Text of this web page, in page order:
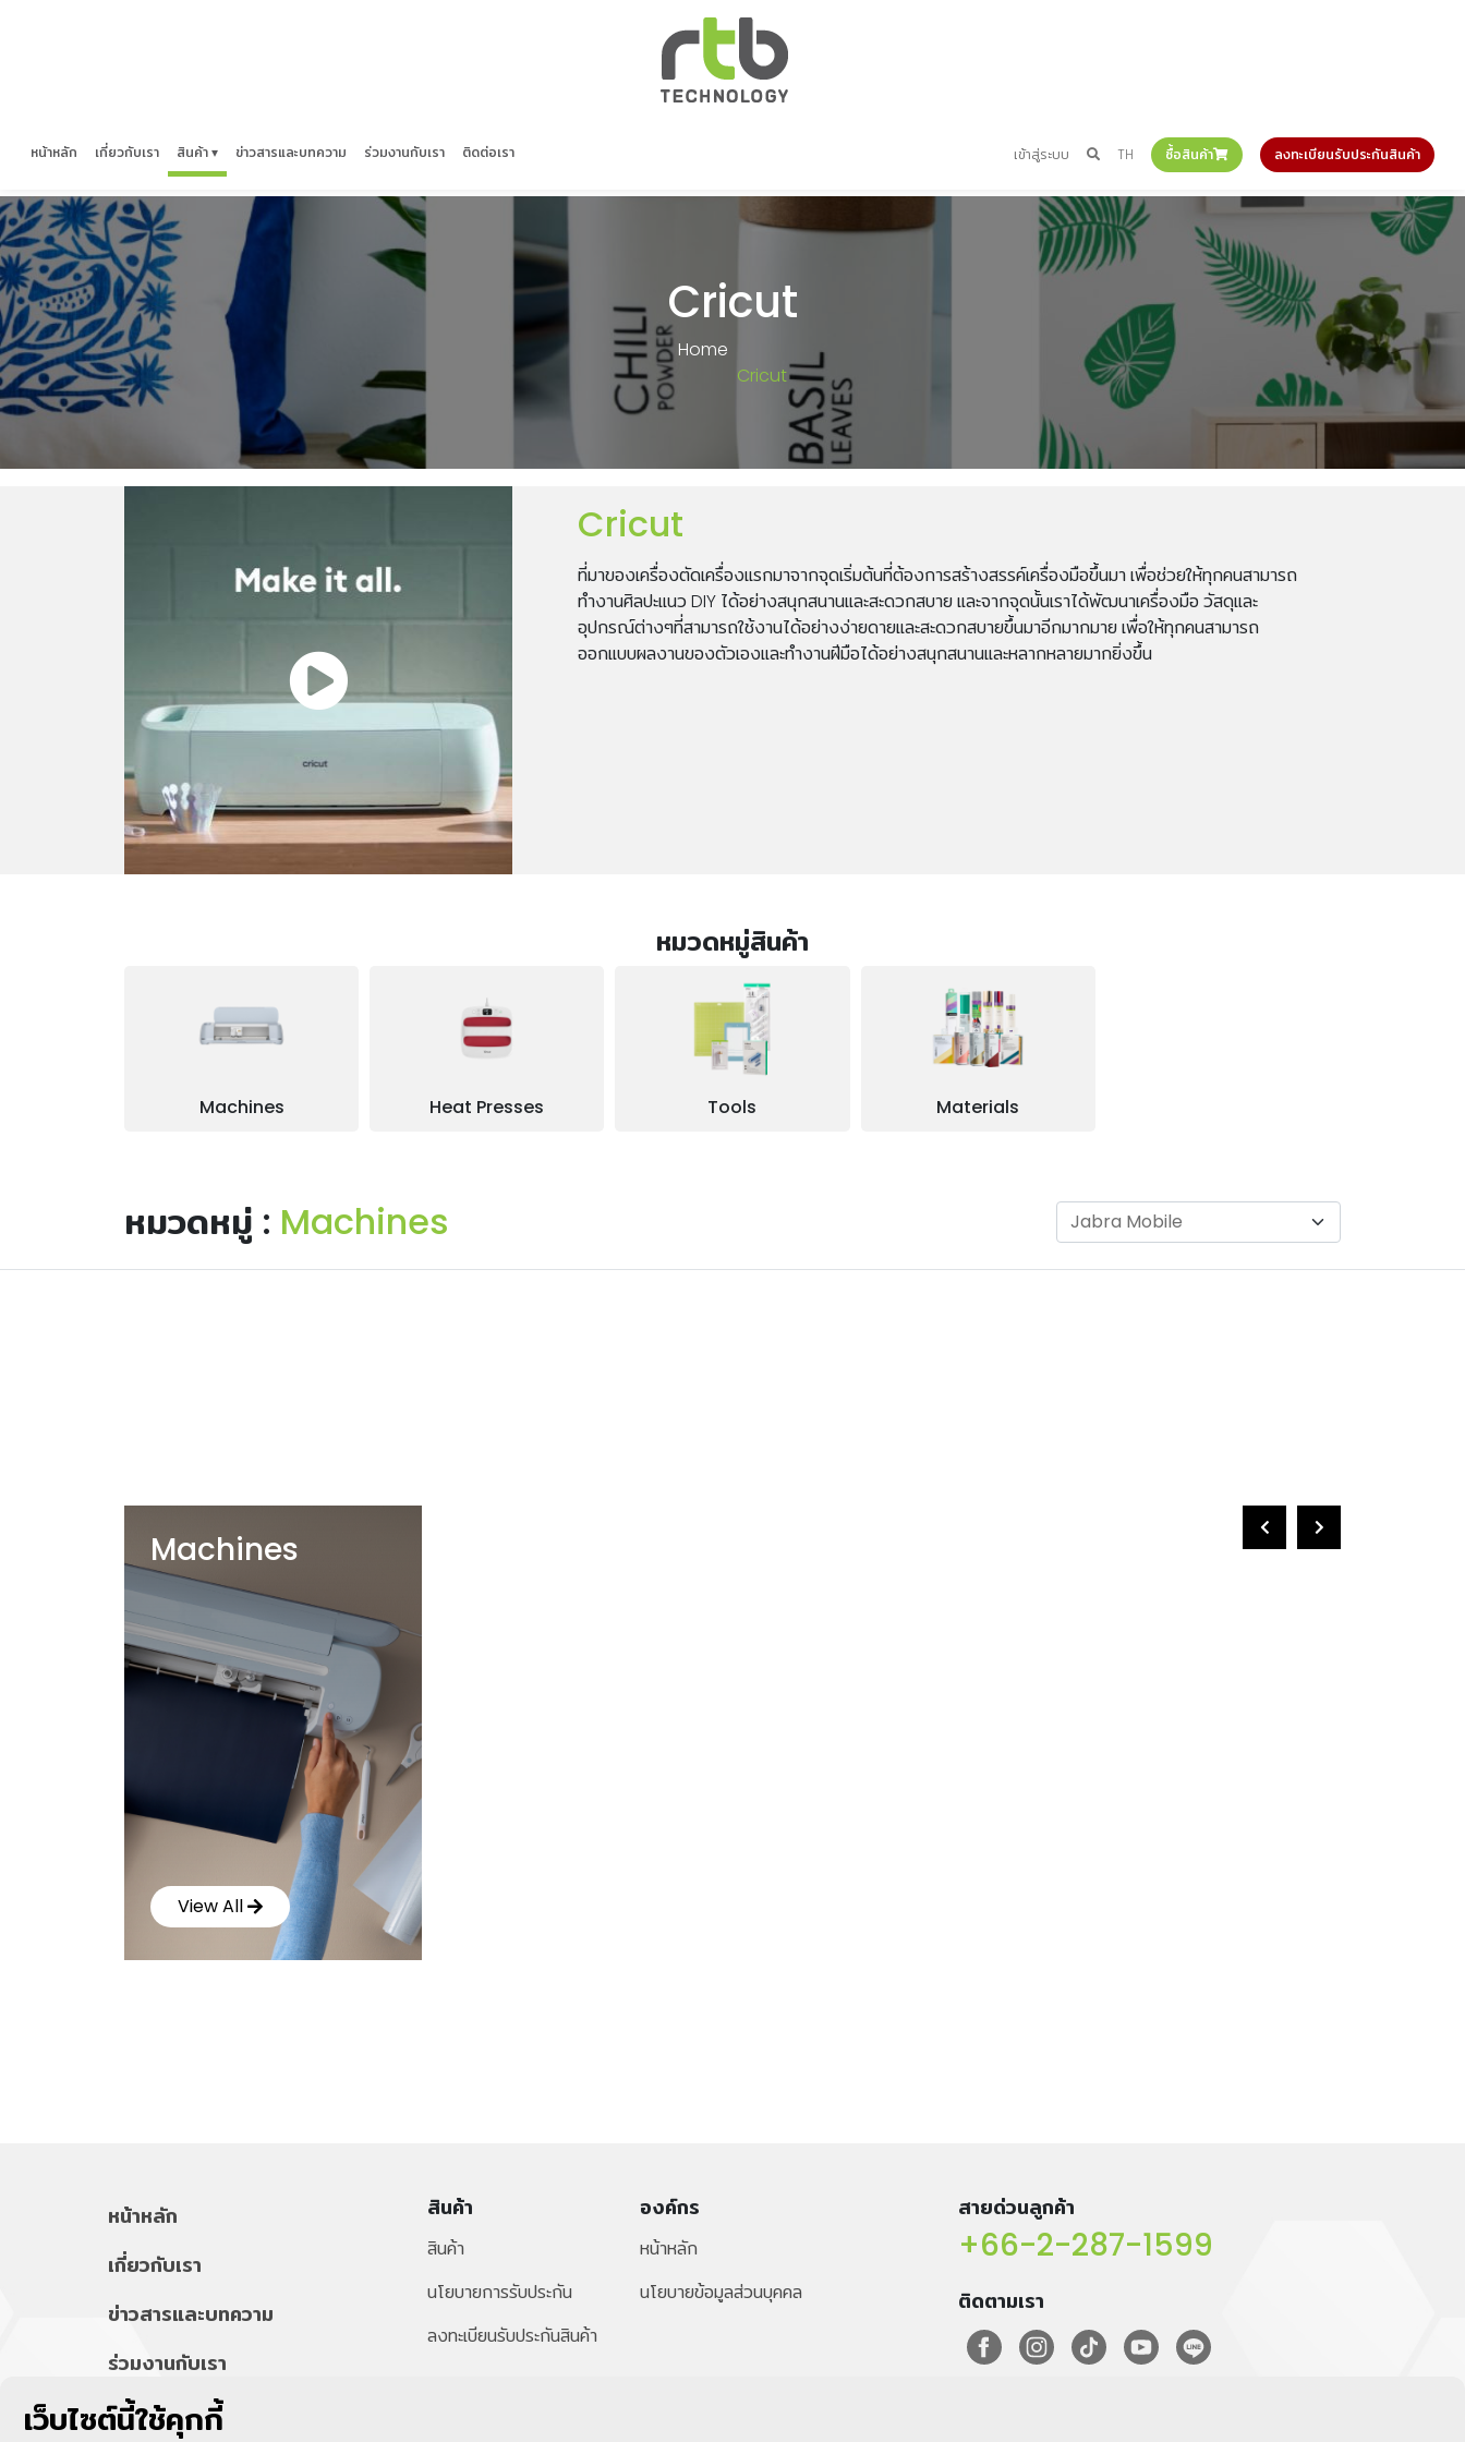
หน้าหลัก เกี่ยวกับเรา สินค้า ▾ ข่าวสารและบทความ ร่วมงานกับเรา ติดต่อเรา เข้าสู่ระบบ TH ซื้อสินค้า ลงทะเบียนรับประกันสินค้า
Cricut
Home
Cricut
Cricut
ที่มาของเครื่องตัดเครื่องแรกมาจากจุดเริ่มต้นที่ต้องการสร้างสรรค์เครื่องมือขึ้นมา เพื่อช่วยให้ทุกคนสามารถ
ทำงานศิลปะแนว DIY ได้อย่างสนุกสนานและสะดวกสบาย และจากจุดนั้นเราได้พัฒนาเครื่องมือ วัสดุและ
อุปกรณ์ต่างๆที่สามารถใช้งานได้อย่างง่ายดายและสะดวกสบายขึ้นมาอีกมากมาย เพื่อให้ทุกคนสามารถ
ออกแบบผลงานของตัวเองและทำงานฝีมือได้อย่างสนุกสนานและหลากหลายมากยิ่งขึ้น
หมวดหมู่สินค้า
Machines Heat Presses Tools Materials
หมวดหมู่ : Machines
Machines
View All
หน้าหลัก
เกี่ยวกับเรา
ข่าวสารและบทความ
ร่วมงานกับเรา
ติดต่อเรา
สินค้า
สินค้า
นโยบายการรับประกัน
ลงทะเบียนรับประกันสินค้า
องค์กร
หน้าหลัก
นโยบายข้อมูลส่วนบุคคล
สายด่วนลูกค้า
+66-2-287-1599
ติดตามเรา
เว็บไซต์นี้ใช้คุกกี้